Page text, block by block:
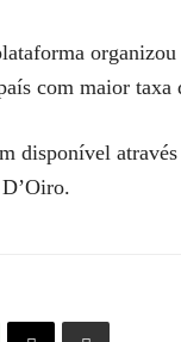
com maior
disponível